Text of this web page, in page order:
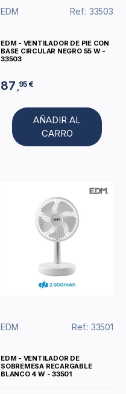
EDM Ref.: 33503
EDM - VENTILADOR DE PIE CON
BASE CIRCULAR NEGRO 55 W -
33503
87 ,95 €
AÑADIR AL
CARRO
EDM Ref.: 33501
EDM - VENTILADOR DE
SOBREMESA RECARGABLE
BLANCO 4 W - 33501